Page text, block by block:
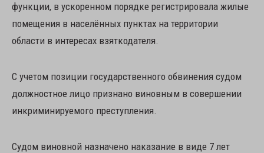
функции, в ускоренном порядке регистрировала жилые
помещения в населённых пунктах на территории
области в интересах взяткодателя.
С учетом позиции государственного обвинения судом
должностное лицо признано виновным в совершении
инкриминируемого преступления.
Судом виновной назначено наказание в виде 7 лет